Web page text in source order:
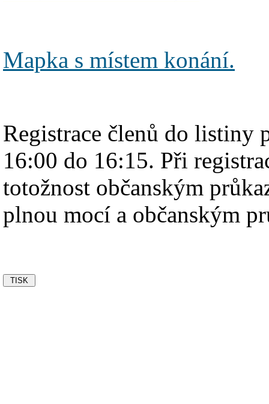
Mapka s místem konání.
Registrace členů do listiny
16:00 do 16:15. Při
totožnost občanským
plnou mocí a občanským